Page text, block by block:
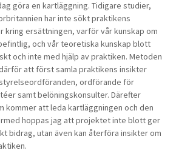
göra en kartläggning. Tidigare studier,
har inte sökt praktikens
kring ersättningen, varför vår kunskap om
och vår teoretiska kunskap blott
och inte med hjälp av praktiken. Metoden
att först samla praktikens insikter
ordförande för
samt belöningskonsulter. Därefter
kommer att leda kartläggningen och den
hoppas jag att projektet inte blott ger
bidrag, utan även kan återföra insikter om